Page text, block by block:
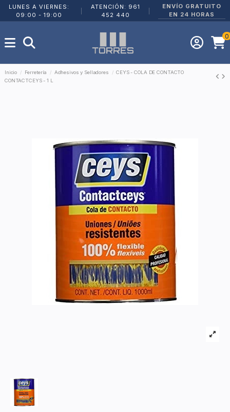
LUNES A VIERNES:
09:00 - 19:00
ATENCIÓN: 961
452 440
ENVÍO GRATUITO
EN 24 HORAS
0
Inicio Ferretería Adhesivos y Selladores
CEYS - COLA DE CONTACTO
CONTACTCEYS - 1 L